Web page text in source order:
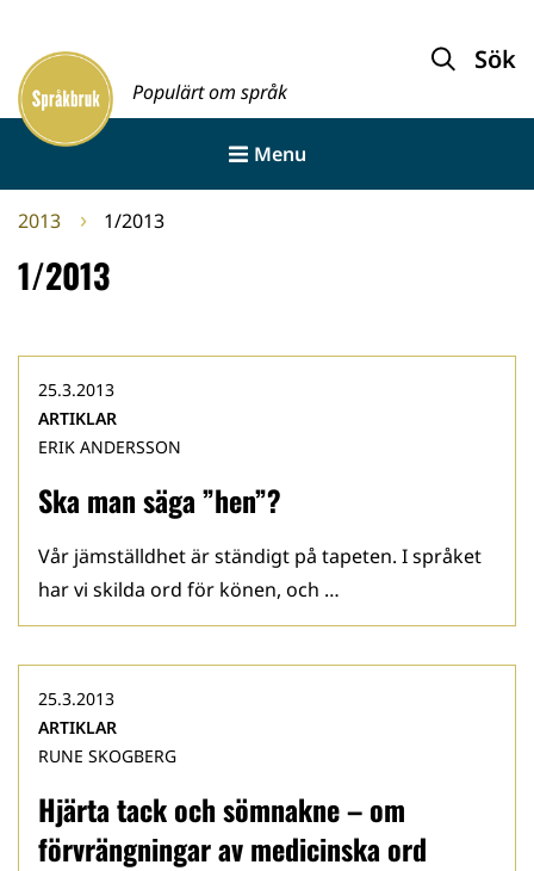
innehållet
Framsida
Populärt om språk
Sök
Menu
2013 1/2013
1/2013
Ska man säga ”hen”?
25.3.2013
ARTIKLAR
ERIK ANDERSSON
Vår jämställdhet är ständigt på tapeten. I språket
har vi skilda ord för könen, och …
Hjärta tack och sömnakne – om
förvrängningar av medicinska ord
25.3.2013
ARTIKLAR
RUNE SKOGBERG